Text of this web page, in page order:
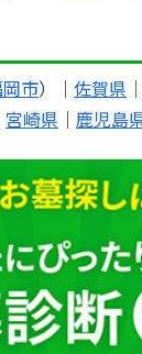
市）｜ 佐賀県 ｜
宮崎県 ｜ 鹿児島